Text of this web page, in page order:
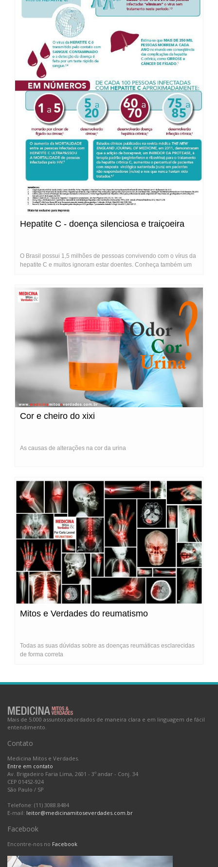
Hepatite C - doença silenciosa e traiçoeira
O Brasil possui 1,5 milhões de pessoas convivendo com o vírus da
hepatite C e muitos ignoram estar doentes. Conheça também um
Cor e cheiro do xixi
As causas de alterações na cor da urina
Mitos e Verdades do reumatismo
Todas as suas dúvidas sobre as doenças reumáticas esclarecidas
de forma correta
Mais de 5.000 assuntos abordados de maneira clara e em linguagem de fácil
entendimento.
Contato
Medicina Mitos e Verdades.
Entre em contato
Av. Brigadeiro Faria Lima, 2601 - 3º andar - Conj. 34
CEP 01452-924
São Paulo / SP
Telefone: (11) 3088.8484
E-mail: leitor@medicinamitoseverdades.com.br
Facebook
Encontre-nos no Facebook